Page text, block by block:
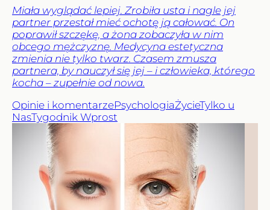
Miała wyglądać lepiej. Zrobiła usta i nagle jej
partner przestał mieć ochotę ją całować. On
poprawił szczękę, a żona zobaczyła w nim
obcego mężczyznę. Medycyna estetyczna
zmienia nie tylko twarz. Czasem zmusza
partnera, by nauczył się jej – i człowieka, którego
kocha – zupełnie od nowa.
Opinie i komentarzePsychologiaŻycieTylko u
NasTygodnik Wprost